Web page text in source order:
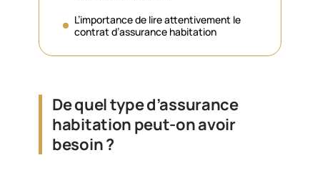
L’importance de lire attentivement le
contrat d’assurance habitation
De quel type d’assurance
habitation peut-on avoir
besoin ?